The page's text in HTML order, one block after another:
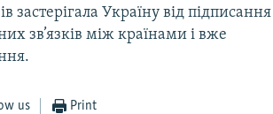
застерігала Україну від підписання
зв’язків між країнами і вже
us Print